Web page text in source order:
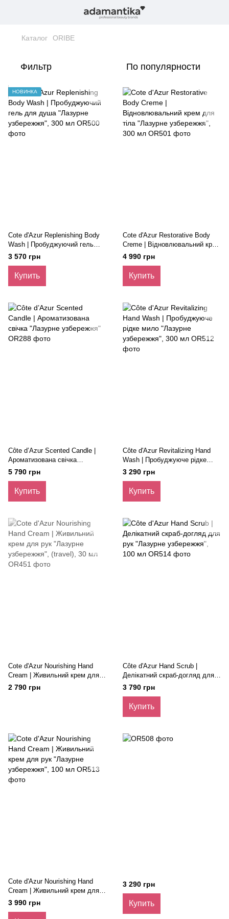
Каталог ORIBE
Фильтр По популярности
НОВИНКА
Cote d'Azur Replenishing Body
Wash | Пробуджуючий гель
для душа "Лазурне
узбережжя", 300 мл
3 570 грн
Купить
Cote d'Azur Restorative Body
Creme | Відновлювальний крем
для тіла "Лазурне узбережжя",
4 990 грн
Купить
Côte d’Azur Scented Candle |
Ароматизована свічка
"Лазурне узбережжя"
5 790 грн
Купить
Côte d'Azur Revitalizing Hand
Wash | Пробуджуюче рідке
мило "Лазурне узбережжя",
3 290 грн
Купить
Cote d'Azur Nourishing Hand
Cream | Живильний крем для
рук "Лазурне узбережжя",
(travel), 30 мл
2 790 грн
Côte d'Azur Hand Scrub |
Делікатний скраб-догляд для
рук "Лазурне узбережжя", 100
3 790 грн
Купить
Cote d'Azur Nourishing Hand
Cream | Живильний крем для
рук "Лазурне узбережжя", 100
3 990 грн
3 290 грн
Купить